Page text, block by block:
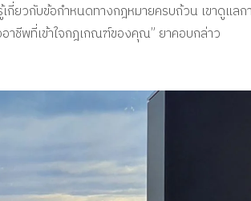
กี่ยวกับข้อกำหนดทางกฎหมายครบถ้วน เขาดูแล
ชีพที่เข้าใจกฎเกณฑ์ของคุณ” ยาคอบกล่าว